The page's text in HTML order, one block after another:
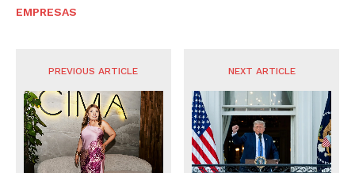
EMPRESAS
PREVIOUS ARTICLE NEXT ARTICLE